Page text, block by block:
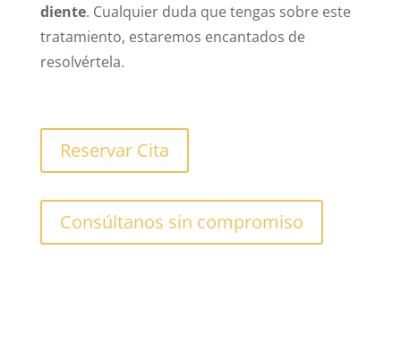
diente. Cualquier duda que tengas sobre este
tratamiento, estaremos encantados de
resolvértela.
Reservar Cita
Consúltanos sin compromiso